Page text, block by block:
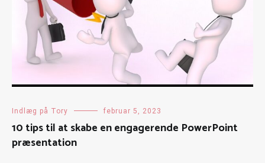
Indlæg på Tory februar 5, 2023
10 tips til at skabe en engagerende PowerPoint
præsentation